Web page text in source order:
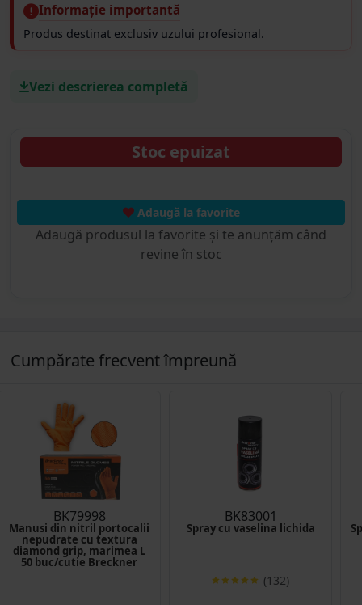
Informație importantă
Produs destinat exclusiv uzului profesional.
Vezi descrierea completă
Stoc epuizat
Adaugă la favorite
Adaugă produsul la favorite și te anunțăm când
revine în stoc
Cumpărate frecvent împreună
BK79998
Manusi din nitril portocalii
nepudrate cu textura
diamond grip, marimea L
50 buc/cutie Breckner
BK83001
Spray cu vaselina lichida
(132)